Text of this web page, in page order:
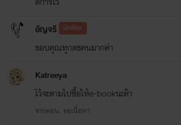
อัญจรี นักเขียน
ขอบคุณทุกตชคนมากค่า
Katreeya
ไว้จะตามไปซื้อให้e-bookนะค๊า
จากตอน: รอเนื้อหา